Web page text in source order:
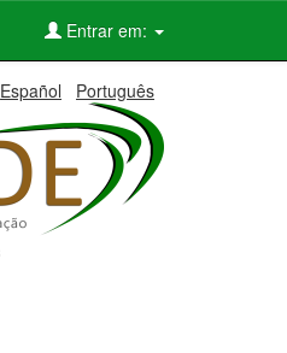
Entrar em:
Español Português